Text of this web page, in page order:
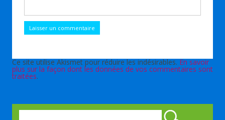
Ce site utilise Akismet pour réduire les indésirables.En savoir
plus sur la façon dont les données de vos commentaires sont
traitées.